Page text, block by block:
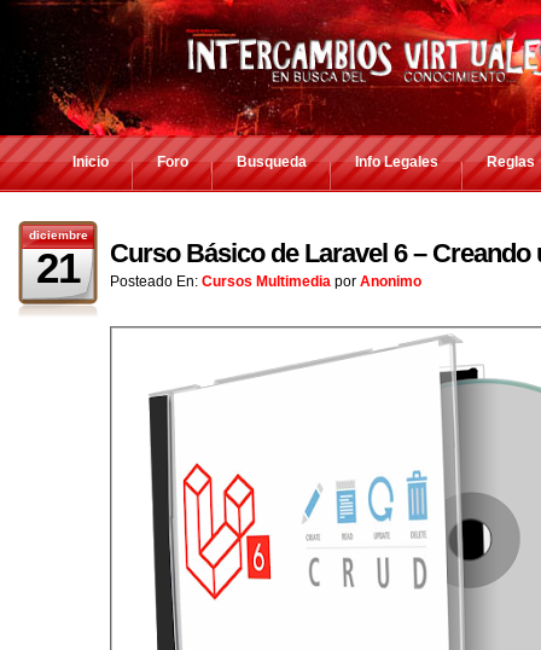
Inicio Foro Busqueda Info Legales Reglas
diciembre
21 Curso Básico de Laravel 6 –
Posteado En: Cursos Multimedia por Anonimo